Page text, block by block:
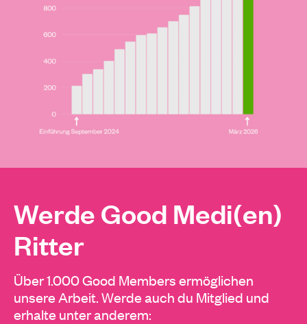
Werde Good Medi(en)
Ritter
Über 1.000 Good Members ermöglichen
unsere Arbeit. Werde auch du Mitglied und
erhalte unter anderem: